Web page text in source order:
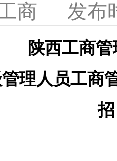
商 发布
陕西工商
理人员工商